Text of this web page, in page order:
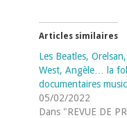
Articles similaires
Les Beatles,
West, Angèle… la
documentaires
05/02/2022
Dans "REVUE DE